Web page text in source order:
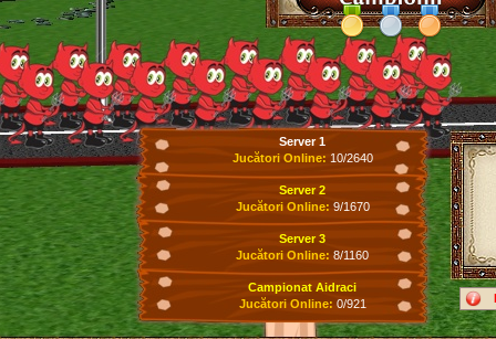
Server 1
Jucători Online: 10/2640
Server 2
Jucători Online: 9/1670
Server 3
Jucători Online: 8/1160
Campionat Aidraci
Jucători Online: 0/921